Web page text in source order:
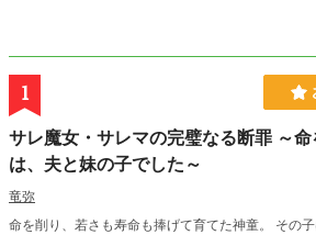
1
サレ魔女・サレマの完璧なる断罪 ～
は、夫と妹の子でした～
竜弥
命を削り、若さも寿命も捧げて育てた神童。 その子は、夫と最愛の妹の間に生